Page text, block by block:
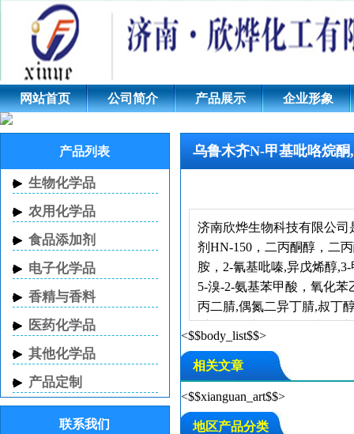
乌鲁木齐N-甲基吡咯烷酮,乌
对苯二酚,乌鲁木齐氧化苯乙
鲁木齐环戊酮
网站首页 公司简介 产品展示 企业形象
乌鲁木齐N-甲基吡咯烷
济南欣烨生物科技有限公
剂HN-150，二丙酮醇，二
胺，2-氰基吡嗪,异戊烯醇
5-溴-2-氨基苯甲酸，氧化
丙二腈,偶氮二异丁腈,叔丁
罗村镇、淄博齐鲁化工园
园。
公司技术力量雄厚，拥有
并与山东大学化工学院合
经过多年的发展，现公司
<$$body_list$$>
相关文章
<$$xianguan_art$$>
地区产品分类
产品列表
生物化学品
农用化学品
食品添加剂
电子化学品
香精与香料
医药化学品
其他化学品
产品定制
联系我们